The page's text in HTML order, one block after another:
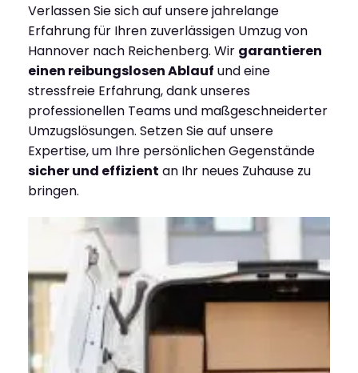
Verlassen Sie sich auf unsere jahrelange
Erfahrung für Ihren zuverlässigen Umzug von
Hannover nach Reichenberg. Wir garantieren
einen reibungslosen Ablauf und eine
stressfreie Erfahrung, dank unseres
professionellen Teams und maßgeschneiderter
Umzugslösungen. Setzen Sie auf unsere
Expertise, um Ihre persönlichen Gegenstände
sicher und effizient an Ihr neues Zuhause zu
bringen.